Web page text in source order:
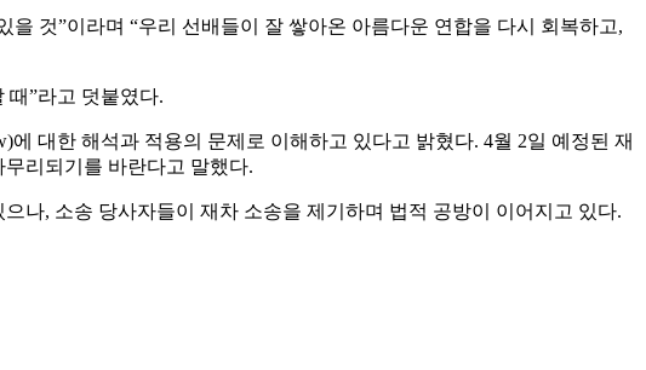
것”이라며 “우리 선배들이 잘 쌓아온 아름다운 연합을 다시 회복하고,
때”라고 덧붙였다.
대한 해석과 적용의 문제로 이해하고 있다고 밝혔다. 4월 2일 예정된 재
리되기를 바란다고 말했다.
나, 소송 당사자들이 재차 소송을 제기하며 법적 공방이 이어지고 있다.